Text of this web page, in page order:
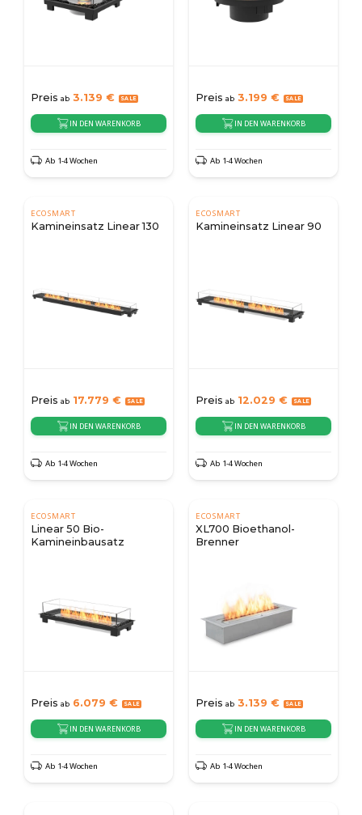
Preis ab 3.139 €
IN DEN WARENKORB
Ab 1-4 Wochen
Preis ab 3.199 €
IN DEN WARENKORB
Ab 1-4 Wochen
ECOSMART
Kamineinsatz Linear 130
Preis ab 17.779 €
IN DEN WARENKORB
Ab 1-4 Wochen
ECOSMART
Kamineinsatz Linear 90
Preis ab 12.029 €
IN DEN WARENKORB
Ab 1-4 Wochen
ECOSMART
Linear 50 Bio-
Kamineinbausatz
Preis ab 6.079 €
IN DEN WARENKORB
Ab 1-4 Wochen
ECOSMART
XL700 Bioethanol-
Brenner
Preis ab 3.139 €
IN DEN WARENKORB
Ab 1-4 Wochen